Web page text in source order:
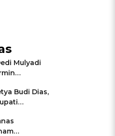
Mulyadi
Budi Dias,